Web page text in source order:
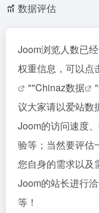
数据评估
Joom浏览人数已
权重信息，可以点
""Chinaz数据
议大家请以爱站数
Joom的访问速度
验等；当然要评估
您自身的需求以及
Joom的站长进行
等！